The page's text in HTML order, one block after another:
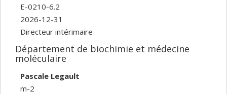
E-0210-6.2
2026-12-31
Directeur intérimaire
Département de biochimie et médecine
moléculaire
Pascale Legault
m-2